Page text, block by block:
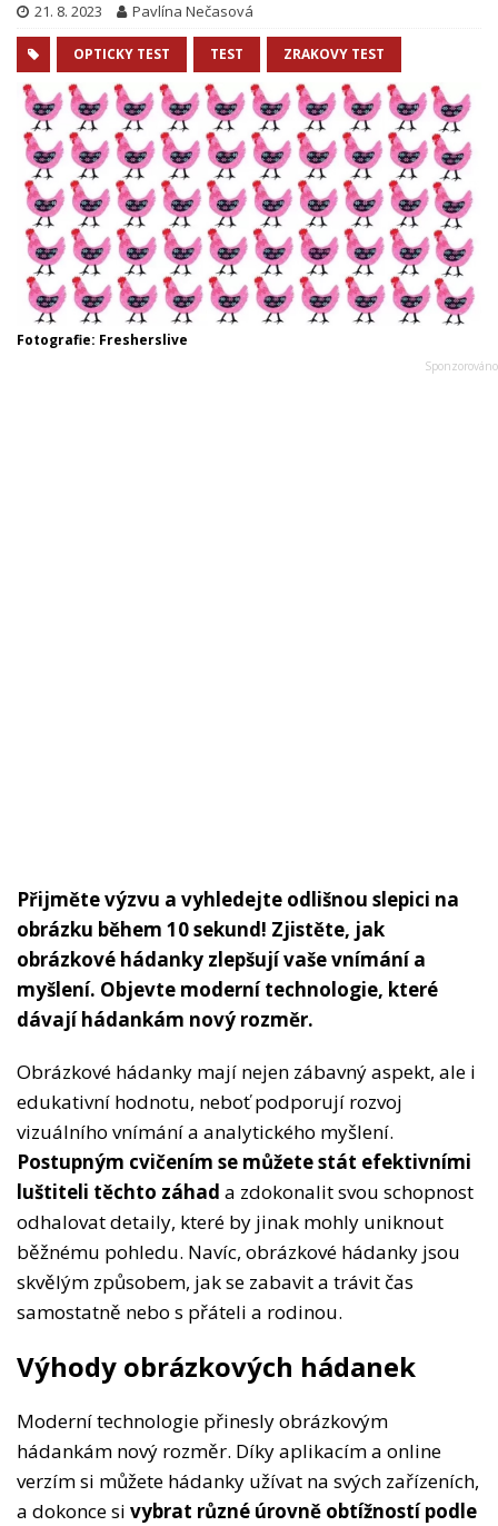
21. 8. 2023 Pavlína Nečasová
OPTICKY TEST TEST ZRAKOVY TEST
Fotografie: Fresherslive
Přijměte výzvu a vyhledejte odlišnou slepici na
obrázku během 10 sekund! Zjistěte, jak
obrázkové hádanky zlepšují vaše vnímání a
myšlení. Objevte moderní technologie, které
dávají hádankám nový rozměr.
Obrázkové hádanky mají nejen zábavný aspekt, ale i
edukativní hodnotu, neboť podporují rozvoj
vizuálního vnímání a analytického myšlení.
Postupným cvičením se můžete stát efektivními
luštiteli těchto záhad a zdokonalit svou schopnost
odhalovat detaily, které by jinak mohly uniknout
běžnému pohledu. Navíc, obrázkové hádanky jsou
skvělým způsobem, jak se zabavit a trávit čas
samostatně nebo s přáteli a rodinou.
Výhody obrázkových hádanek
Moderní technologie přinesly obrázkovým
hádankám nový rozměr. Díky aplikacím a online
verzím si můžete hádanky užívat na svých zařízeních,
a dokonce si vybrat různé úrovně obtížností podle